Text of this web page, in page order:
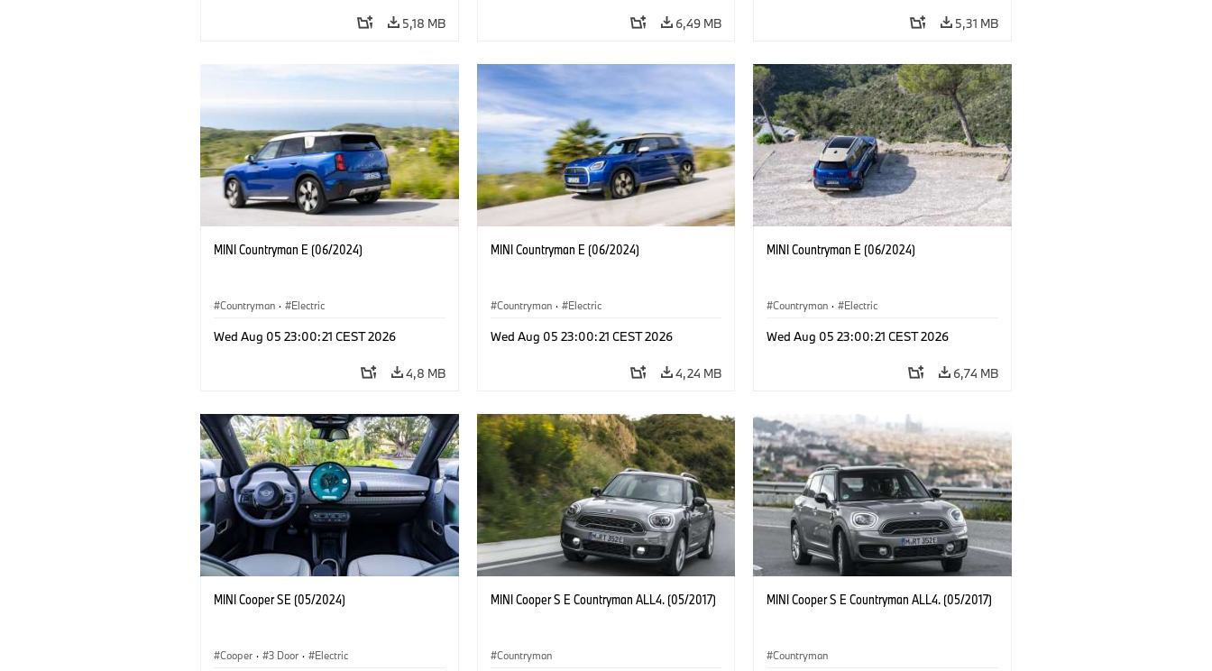
5,18 MB 6,49 MB 5,31 MB
MINI Countryman E (06/2024)
Countryman · Electric
Wed Aug 05 23:00:21 CEST 2026
4,8 MB
MINI Countryman E (06/2024)
Countryman · Electric
Wed Aug 05 23:00:21 CEST 2026
4,24 MB
MINI Countryman E (06/2024)
Countryman · Electric
Wed Aug 05 23:00:21 CEST 2026
6,74 MB
MINI Cooper SE (05/2024)
Cooper · 3 Door · Electric
MINI Cooper S E Countryman ALL4. (05/2017)
Countryman
MINI Cooper S E Countryman ALL4. (05/2017)
Countryman